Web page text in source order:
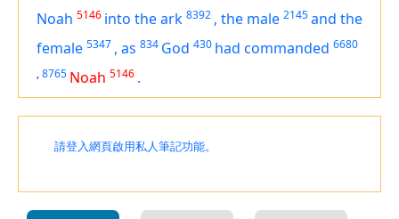
Noah 5146 into the ark 8392 , the male 2145and the
female 5347 , as 834 God 430 had commanded 6680
,8765 Noah 5146 .
請登入網頁啟用私人筆記功能。